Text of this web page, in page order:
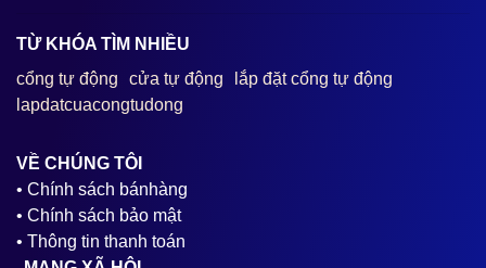
TỪ KHÓA TÌM NHIỀU
cổng tự động
cửa tự động
lắp đặt cổng tự động
lapdatcuacongtudong
VỀ CHÚNG TÔI
• Chính sách bánhàng
• Chính sách bảo mật
• Thông tin thanh toán